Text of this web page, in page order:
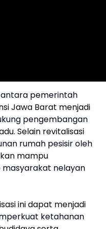
antara pemerintah
Jawa Barat menjadi
pengembangan
Selain revitalisasi
rumah pesisir oleh
mampu
masyarakat nelayan
ini dapat menjadi
ketahanan